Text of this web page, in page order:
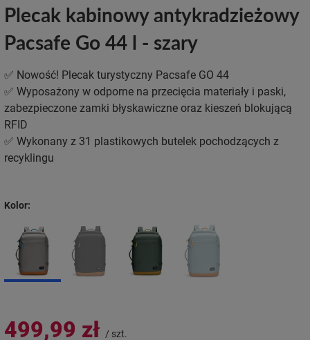
Plecak kabinowy antykradzieżowy
Pacsafe Go 44 l - szary
✅ Nowość! Plecak turystyczny Pacsafe GO 44
✅ Wyposażony w odporne na przecięcia materiały i paski,
zabezpieczone zamki błyskawiczne oraz kieszeń blokującą
RFID
✅ Wykonany z 31 plastikowych butelek pochodzących z
recyklingu
Kolor
499,99 zł / szt.